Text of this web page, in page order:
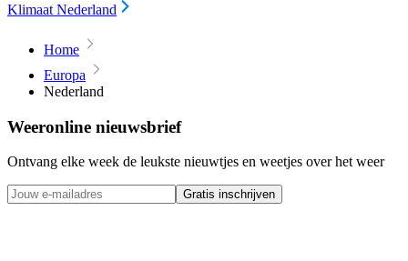
Klimaat Nederland
Home
Europa
Nederland
Weeronline nieuwsbrief
Ontvang elke week de leukste nieuwtjes en weetjes over het weer
Gratis inschrijven